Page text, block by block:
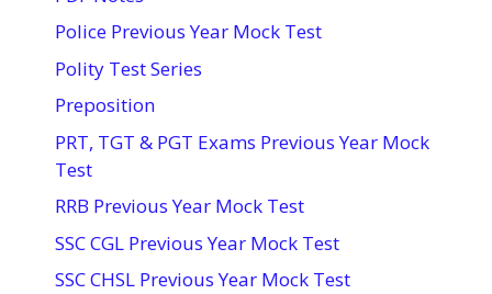
Police Previous Year Mock Test
Polity Test Series
Preposition
PRT, TGT & PGT Exams Previous Year Mock
Test
RRB Previous Year Mock Test
SSC CGL Previous Year Mock Test
SSC CHSL Previous Year Mock Test